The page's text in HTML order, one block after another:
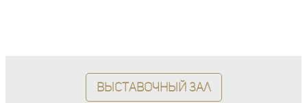
Выставочный зал